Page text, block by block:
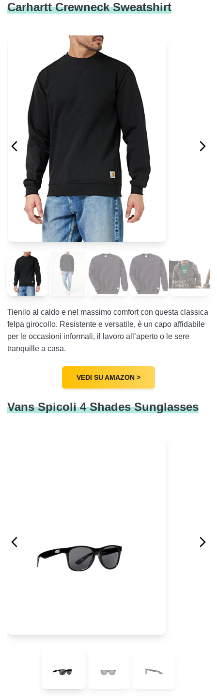
Carhartt Crewneck Sweatshirt
Tienilo al caldo e nel massimo comfort con questa classica
felpa girocollo. Resistente e versatile, è un capo affidabile
per le occasioni informali, il lavoro all’aperto o le sere
tranquille a casa.
VEDI SU AMAZON >
Vans Spicoli 4 Shades Sunglasses